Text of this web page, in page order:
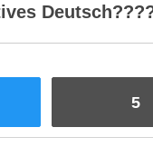
5